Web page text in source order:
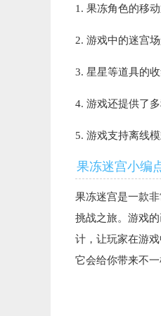
1. 果冻角色的移
2. 游戏中的迷宫
3. 星星等道具的
4. 游戏还提供了
5. 游戏支持离线
果冻迷宫小编
果冻迷宫是一款
挑战之旅。游戏
计，让玩家在游
它会给你带来不一